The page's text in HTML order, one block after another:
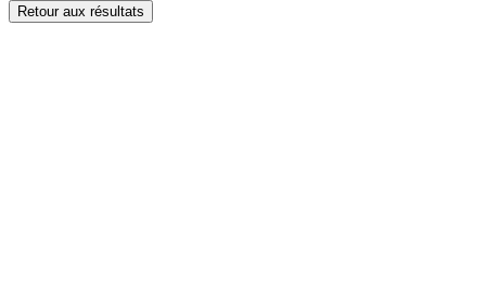
Retour aux résultats